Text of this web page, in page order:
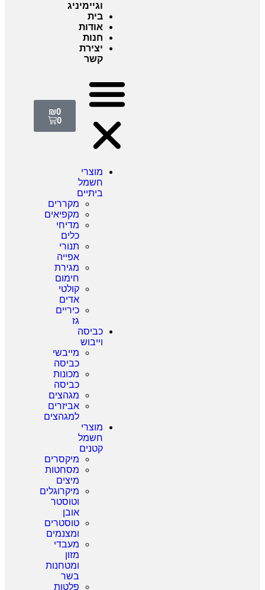
וגיימיניג
בית
אודות
חנות
יצירת
קשר
מוצרי
חשמל
ביתיים
מקררים
מקפיאים
מדיחי
כלים
תנורי
אפייה
מגירת
חימום
קולטי
אדים
כיריים
גז
כביסה
וייבוש
מייבשי
כביסה
מכונות
כביסה
מגהצים
אביזרים
למגהצים
מוצרי
חשמל
קטנים
מיקסרים
מסחטות
מיצים
מיקרוגלים
וטוסטר
אובן
טוסטרים
ומצנמים
מעבדי
מזון
ומטחנות
בשר
פלטות
₪0
0